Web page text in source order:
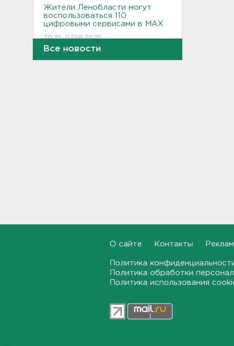
Жители Ленобласти могут
воспользоваться 110
цифровыми сервисами в МАХ
20:35, 07.08.2026
Тройняшек выписали из
долетели до Ирландии
Больше десятка человек
Все новости
О сайте Контакты
Политика
Политика обработки
Политика использования